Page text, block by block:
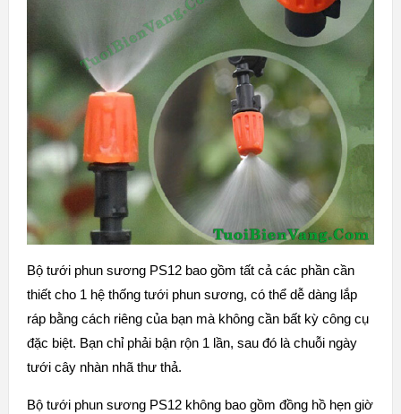
Bộ tưới phun sương PS12 bao gồm tất cả các phần cần
thiết cho 1 hệ thống tưới phun sương, có thể dễ dàng lắp
ráp bằng cách riêng của bạn mà không cần bất kỳ công cụ
đặc biệt. Bạn chỉ phải bận rộn 1 lần, sau đó là chuỗi ngày
tưới cây nhàn nhã thư thả.
Bộ tưới phun sương PS12 không bao gồm đồng hồ hẹn giờ